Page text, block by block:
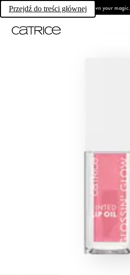
Przejdź do treści głównej Own your magic.